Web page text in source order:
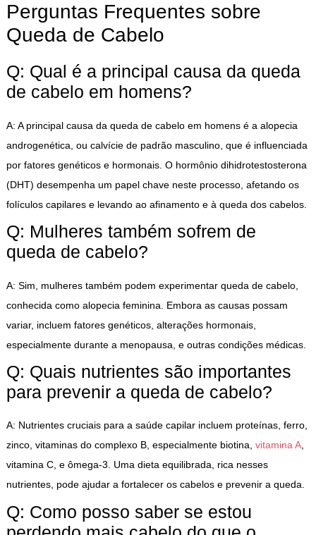
Perguntas Frequentes sobre
Queda de Cabelo
Q: Qual é a principal causa da queda
de cabelo em homens?
A: A principal causa da queda de cabelo em homens é a alopecia
androgenética, ou calvície de padrão masculino, que é influenciada
por fatores genéticos e hormonais. O hormônio dihidrotestosterona
(DHT) desempenha um papel chave neste processo, afetando os
folículos capilares e levando ao afinamento e à queda dos cabelos.
Q: Mulheres também sofrem de
queda de cabelo?
A: Sim, mulheres também podem experimentar queda de cabelo,
conhecida como alopecia feminina. Embora as causas possam
variar, incluem fatores genéticos, alterações hormonais,
especialmente durante a menopausa, e outras condições médicas.
Q: Quais nutrientes são importantes
para prevenir a queda de cabelo?
A: Nutrientes cruciais para a saúde capilar incluem proteínas, ferro,
zinco, vitaminas do complexo B, especialmente biotina, vitamina A,
vitamina C, e ômega-3. Uma dieta equilibrada, rica nesses
nutrientes, pode ajudar a fortalecer os cabelos e prevenir a queda.
Q: Como posso saber se estou